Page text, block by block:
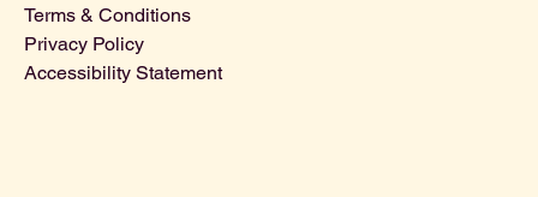
Terms & Conditions
Privacy Policy
Accessibility Statement